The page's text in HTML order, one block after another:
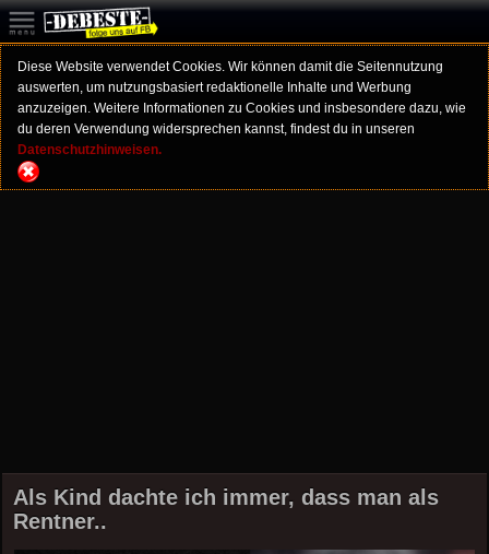
Diese Website verwendet Cookies. Wir können damit die Seitennutzung
auswerten, um nutzungsbasiert redaktionelle Inhalte und Werbung
anzuzeigen. Weitere Informationen zu Cookies und insbesondere dazu, wie
du deren Verwendung widersprechen kannst, findest du in unseren
Datenschutzhinweisen.
Als Kind dachte ich immer, dass man als
Rentner..